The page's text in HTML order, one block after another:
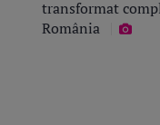
transformat
România